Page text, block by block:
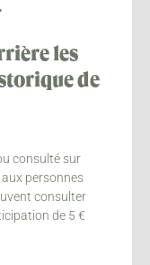
les
de
consulté sur
personnes
consulter
de 5 €